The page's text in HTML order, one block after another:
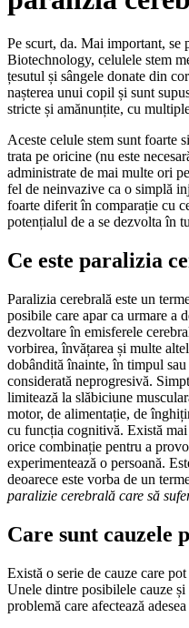
Pe scurt, da. Mai important, se
Biotechnology, celulele stem
țesutul și sângele donate din
nașterea unui copil și sunt
stricte și amănunțite, cu
Aceste celule stem sunt foarte
trata pe oricine (nu este
administrate de mai multe ori
fel de neinvazive ca o simplă
foarte diferit în comparație cu
potențialul de a se dezvolta în
Ce este paralizia
Paralizia cerebrală este un
posibile care apar ca urmare a
dezvoltare în emisferele
vorbirea, învățarea și multe
dobândită înainte, în timpul
considerată neprogresivă.
limitează la slăbiciune
motor, de alimentație, de
cu funcția cognitivă. Există
orice combinație pentru a
experimentează o persoană.
deoarece este vorba de un
paralizie cerebrală care să
Care sunt cauzele
Există o serie de cauze care
Unele dintre posibilele cauze
problemă care afectează